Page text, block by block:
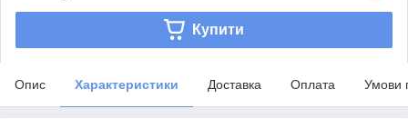
Купити
Опис Характеристики Доставка Оплата Умови